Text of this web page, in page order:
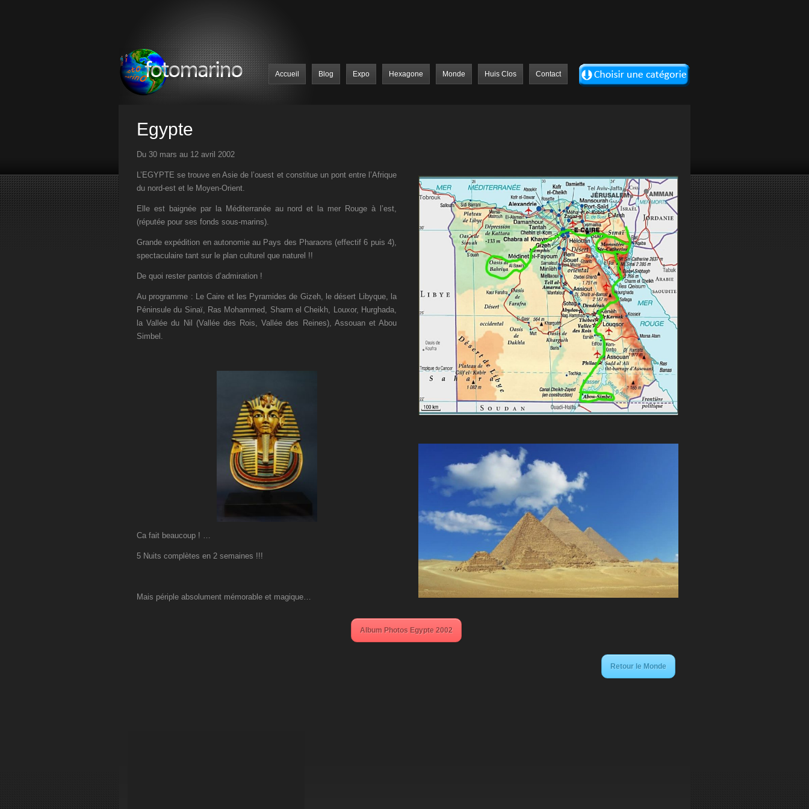
Accueil Blog Expo Hexagone Monde Huis Clos Contact
Egypte
Du 30 mars au 12 avril 2002
L’EGYPTE se trouve en Asie de l’ouest et constitue un pont entre l’Afrique
du nord-est et le Moyen-Orient.
Elle est baignée par la Méditerranée au nord et la mer Rouge à l’est,
(réputée pour ses fonds sous-marins).
Grande expédition en autonomie au Pays des Pharaons (effectif 6 puis 4),
spectaculaire tant sur le plan culturel que naturel !!
De quoi rester pantois d’admiration !
Au programme : Le Caire et les Pyramides de Gizeh, le désert Libyque, la
Péninsule du Sinaï, Ras Mohammed, Sharm el Cheikh, Louxor, Hurghada,
la Vallée du Nil (Vallée des Rois, Vallée des Reines), Assouan et Abou
Simbel.
Ca fait beaucoup ! …
5 Nuits complètes en 2 semaines !!!
Mais périple absolument mémorable et magique…
Album Photos Egypte 2002
Retour le Monde